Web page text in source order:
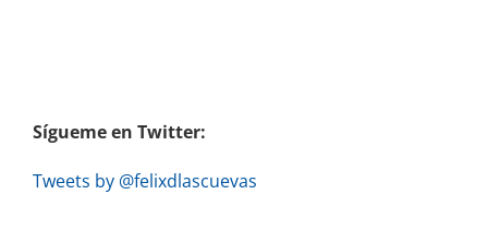
Sígueme en Twitter:
Tweets by @felixdlascuevas